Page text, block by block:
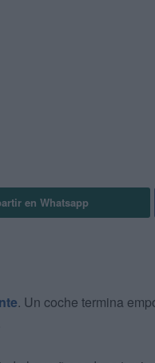
en Whatsapp
. Un coche termina